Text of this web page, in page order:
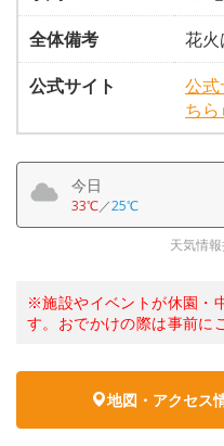
全体備考
花
公式サイト
公式
ちら
今日
33℃／25℃
天気情
※施設やイベントが休園・
す。おでかけの際は事前に
地図・アクセス